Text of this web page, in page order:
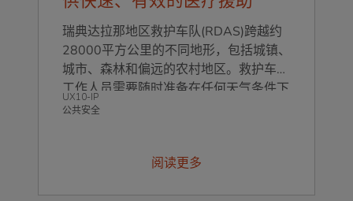
瑞典达拉那地区救护车队(RDAS)跨越约
28000平方公里的不同地形，包括城镇、
城市、森林和偏远的农村地区。救护车和
工作人员需要随时准备在任何天气条件下
被呼叫调度到任何地点，这意味着他们需
UX10-IP
公共安全
阅读更多